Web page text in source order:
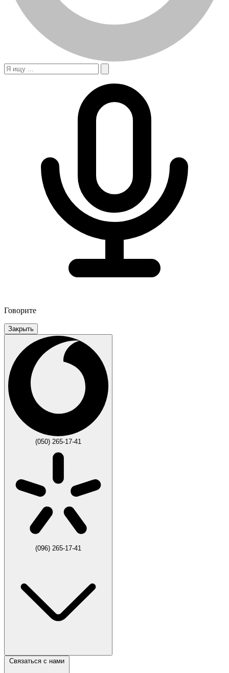
Говорите
Закрыть
(050) 265-17-41
(096) 265-17-41
Связаться с нами